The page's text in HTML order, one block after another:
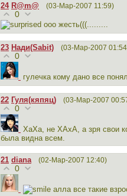
24 R@m@ (03-Мар-2007 11:59)
0
ооо жесть(((.........
23 Нади(Sabit) (03-Мар-2007
0
гулечка кому дано все
22 Гуля(кяпяц) (03-Мар-2007
0
ХаХа, не ХАхА, а зря свои
была видна всем.
21 diana (02-Мар-2007 12:40)
0
алла все такие